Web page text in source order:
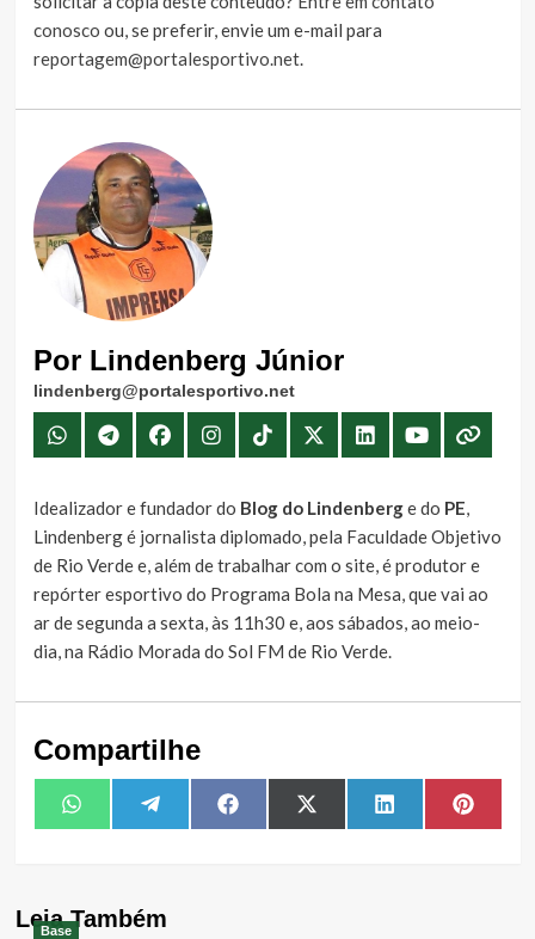
conosco ou, se preferir, envie um e-mail para
reportagem@portalesportivo.net.
Por Lindenberg Júnior
lindenberg@portalesportivo.net
Idealizador e fundador do Blog do Lindenberge do PE,
Lindenberg é jornalista diplomado, pela Faculdade Objetivo
de Rio Verde e, além de trabalhar com o site, é produtor e
repórter esportivo do Programa Bola na Mesa, que vai ao
ar de segunda a sexta, às 11h30 e, aos sábados, ao meio-
dia, na Rádio Morada do Sol FM de Rio Verde.
Compartilhe
Share
on
WhatsAppShare
on
TelegramShare
on
FacebookShare
on
X
(Twitter)
Share
on
LinkedIn Share
on
Leia Também
Base